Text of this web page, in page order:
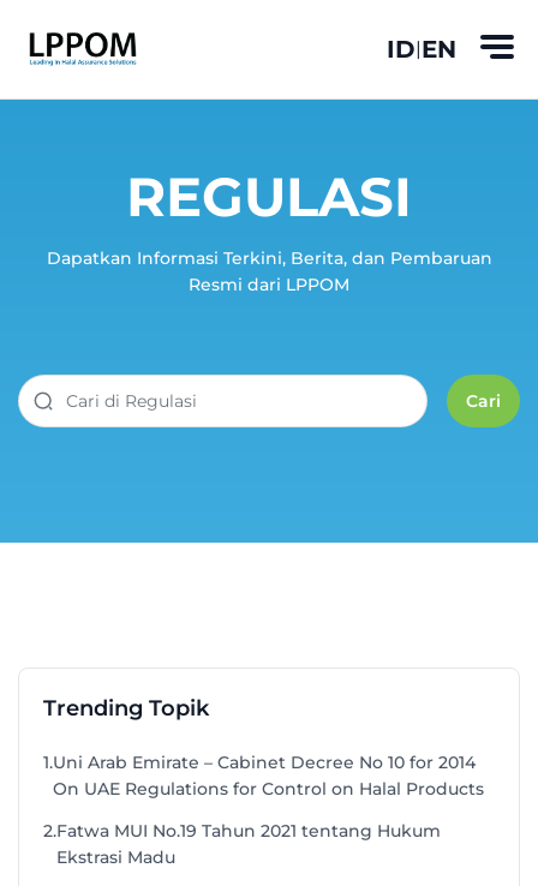
ID|EN
REGULASI
Dapatkan Informasi Terkini, Berita, dan Pembaruan
Resmi dari LPPOM
Cari
Trending Topik
1.Uni Arab Emirate – Cabinet Decree No 10 for 2014
On UAE Regulations for Control on Halal Products
2.Fatwa MUI No.19 Tahun 2021 tentang Hukum
Ekstrasi Madu